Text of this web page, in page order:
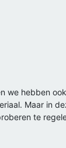
hebben
Maar in
te